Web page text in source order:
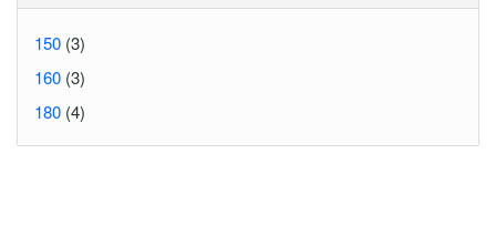
150 (3)
160 (3)
180 (4)